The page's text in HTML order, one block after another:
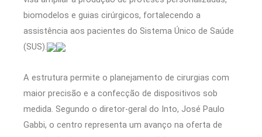
biomodelos e guias cirúrgicos, fortalecendo a
assistência aos pacientes do Sistema Único de Saúde
(SUS).
A estrutura permite o planejamento de cirurgias com
maior precisão e a confecção de dispositivos sob
medida. Segundo o diretor-geral do Into, José Paulo
Gabbi, o centro representa um avanço na oferta de